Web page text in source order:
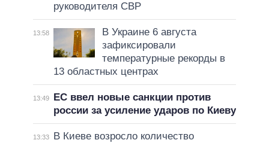
руководителя СВР
13:58
В Украине 6 августа
зафиксировали
температурные рекорды в
13 областных центрах
13:49
ЕС ввел новые санкции против
россии за усиление ударов по Киеву
13:33
В Киеве возросло количество